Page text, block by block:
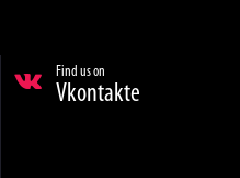
Find us on
Vkontakte